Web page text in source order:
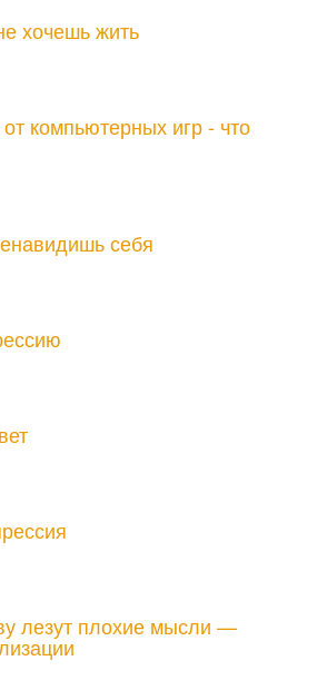
хочешь жить
компьютерных игр - что
себя
лезут плохие мысли —